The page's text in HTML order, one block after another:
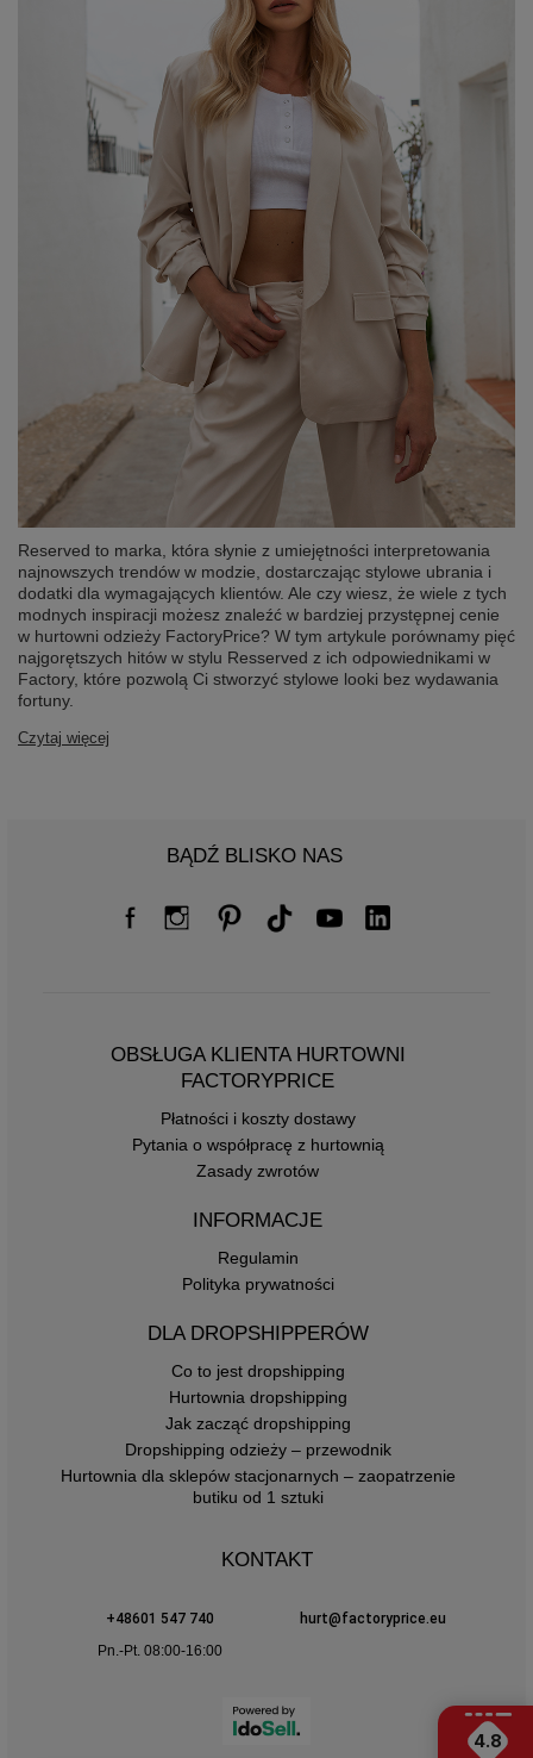
Reserved to marka, która słynie z umiejętności interpretowania
najnowszych trendów w modzie, dostarczając stylowe ubrania i
dodatki dla wymagających klientów. Ale czy wiesz, że wiele z tych
modnych inspiracji możesz znaleźć w bardziej przystępnej cenie
w hurtowni odzieży FactoryPrice? W tym artykule porównamy pięć
najgorętszych hitów w stylu Resserved z ich odpowiednikami w
Factory, które pozwolą Ci stworzyć stylowe looki bez wydawania
fortuny.
Czytaj więcej
BĄDŹ BLISKO NAS
OBSŁUGA KLIENTA HURTOWNI
FACTORYPRICE
Płatności i koszty dostawy
Pytania o współpracę z hurtownią
Zasady zwrotów
INFORMACJE
Regulamin
Polityka prywatności
DLA DROPSHIPPERÓW
Co to jest dropshipping
Hurtownia dropshipping
Jak zacząć dropshipping
Dropshipping odzieży – przewodnik
Hurtownia dla sklepów stacjonarnych – zaopatrzenie
butiku od 1 sztuki
KONTAKT
+48601 547 740
hurt@factoryprice.eu
Pn.-Pt. 08:00-16:00
4.8